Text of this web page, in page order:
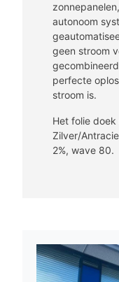
autonoom
geen stroom
perfecte
stroom is.
Het folie
Zilver/
2%, wave 80.